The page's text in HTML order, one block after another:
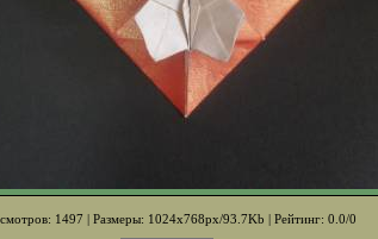
1497 | Размеры: 1024x768px/93.7Kb | Рейтинг: 0.0/0